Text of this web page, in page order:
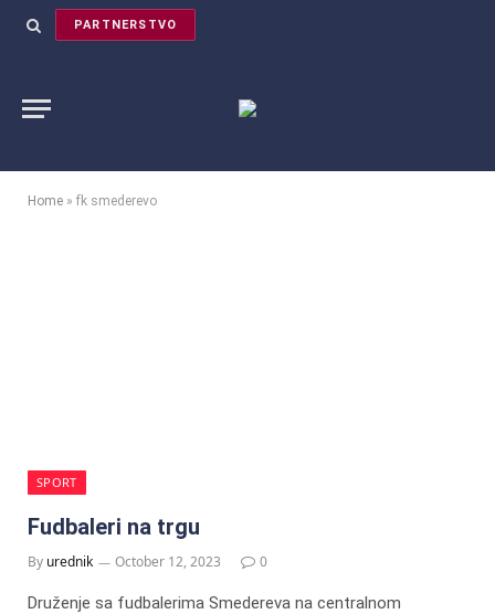
PARTNERSTVO
Home » fk smederevo
SPORT
Fudbaleri na trgu
By urednik October 12, 2023 0
Druženje sa fudbalerima Smedereva na centralnom